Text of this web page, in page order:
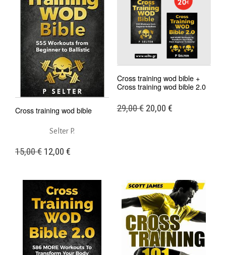
Cross training wod bible
Selter P.
15,00€ Original
was:
15,00 €.
12,00 €
τιμή
είναι:
12,00 €.
Cross training wod bible +
Cross training wod bible 2.0
29,00€ Original
20,00 €Η